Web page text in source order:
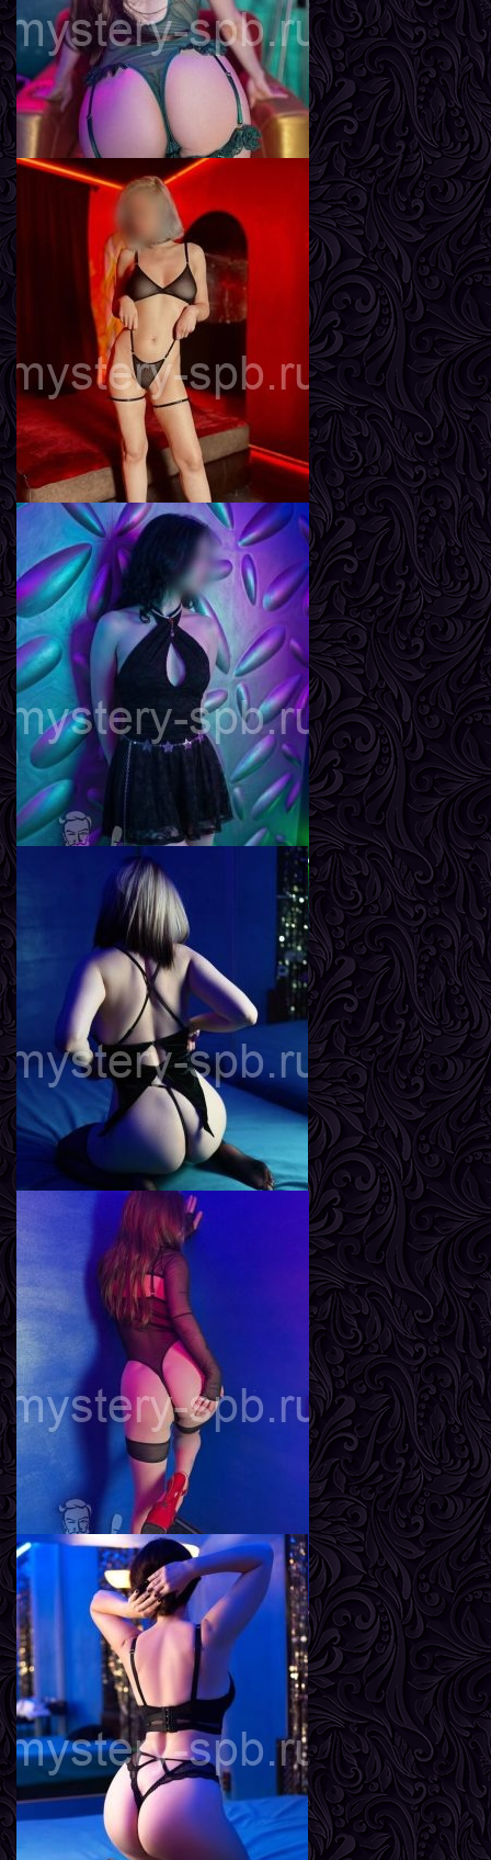
Грудь
2-й
163 см
49 кг
3-й
Вика
Возраст 26
Рост
162 см
Вес
57 кг
Грудь
3-й
20
167 см
56 кг
Грудь
2-й
Яна
Возраст
23
Рост
170 см
Вес
58 кг
Грудь
3-й
Инга
Возраст
Рост
161 см
Вес
55 кг
Грудь
3-й